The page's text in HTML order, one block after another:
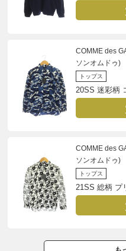
COMME des
ソンオムドゥ)
トップス
20SS 迷彩柄
COMME des
ソンオムドゥ)
トップス
21SS 総柄 プ